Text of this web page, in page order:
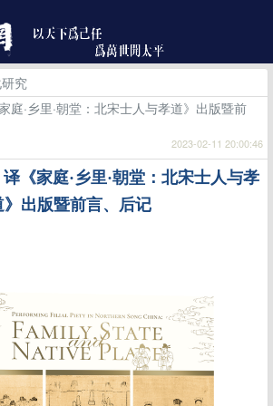
究
庭·乡里·朝堂：北宋士人与孝道》出版暨前
2023-02-11 20:00:46
译《家庭·乡里·朝堂：北宋士人与孝
》出版暨前言、后记